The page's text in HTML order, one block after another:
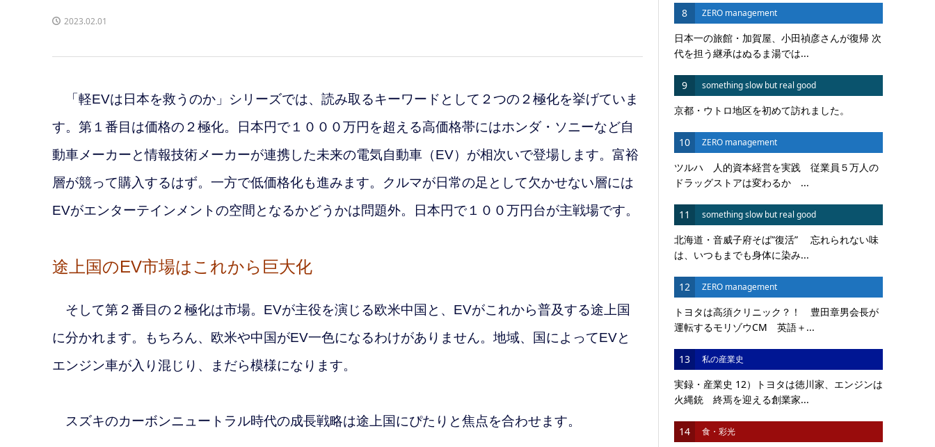
2023.02.01
「軽EVは日本を救うのか」シリーズでは、読み取るキーワードとして２つの２極化を挙げていま
す。第１ 番目は価格の２極化。日本円で１０００万円を超える高価格帯にはホンダ・ソニーなど自
動車メーカーと情報技術メーカーが連携した未来の電気自動車（EV）が相次いで登場します。富裕
層が競って購入するはず。一方で低価格化も進みます。クルマが日常の足として欠かせない層には
EVがエンターテインメントの空間となるかどうかは問題外。日本円で１００万円台が主戦場です。
途上国のEV市場はこれから巨大化
そして第２番目の２極化は市場。EVが主役を演じる欧米中国と、EVがこれから普及する途上国
に分かれます。もちろん、欧米や中国がEV一色になるわけがありません。地域、国によってEVと
エンジン車が入り混じり、まだら模様になります。
スズキのカーボンニュートラル時代の成長戦略は途上国にぴたりと焦点を合わせます。
8 ZERO management
日本一の旅館・加賀屋、小田禎彦さんが復帰 次
代を担う継承はぬるま湯では...
9 something slow but real good
京都・ウトロ地区を初めて訪れました。
10 ZERO management
ツルハ 人的資本経営を実践 従業員５万人の
ドラッグストアは変わるか ...
11 something slow but real good
北海道・音威子府そば”復活” 忘れられない味
は、いつもまでも身体に染み...
12 ZERO management
トヨタは高須クリニック？！ 豊田章男会長が
運転するモリゾウCM 英語＋...
13 私の産業史
実録・産業史 12）トヨタは徳川家、エンジンは
火縄銃 終焉を迎える創業家...
14 食・彩光